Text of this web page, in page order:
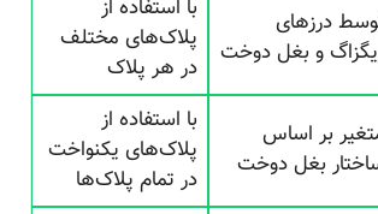
درزهای
و بغل دوخت
با استفاده از
پلاک‌های مختلف
در هر پلاک
بر اساس
بغل دوخت
با استفاده از
پلاک‌های یکنواخت
در تمام پلاک‌ها